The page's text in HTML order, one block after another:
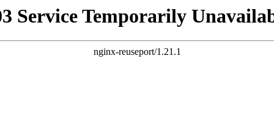
Service Temporarily
nginx-reuseport/1.21.1